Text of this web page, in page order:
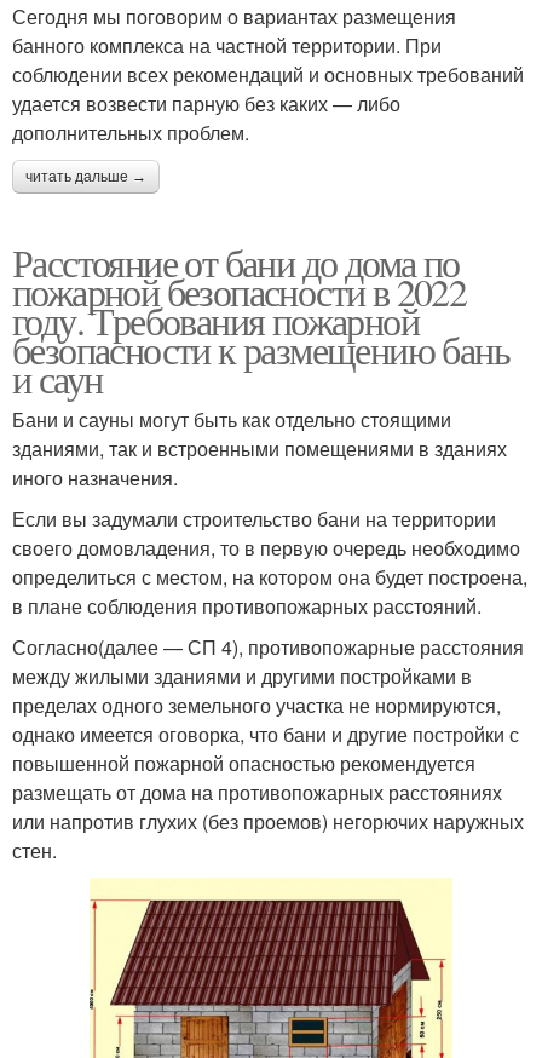
Сегодня мы поговорим о вариантах размещения
банного комплекса на частной территории. При
соблюдении всех рекомендаций и основных требований
удается возвести парную без каких — либо
дополнительных проблем.
читать дальше →
Расстояние от бани до дома по
пожарной безопасности в 2022
году. Требования пожарной
безопасности к размещению бань
и саун
Бани и сауны могут быть как отдельно стоящими
зданиями, так и встроенными помещениями в зданиях
иного назначения.
Если вы задумали строительство бани на территории
своего домовладения, то в первую очередь необходимо
определиться с местом, на котором она будет построена,
в плане соблюдения противопожарных расстояний.
Согласно(далее — СП 4), противопожарные расстояния
между жилыми зданиями и другими постройками в
пределах одного земельного участка не нормируются,
однако имеется оговорка, что бани и другие постройки с
повышенной пожарной опасностью рекомендуется
размещать от дома на противопожарных расстояниях
или напротив глухих (без проемов) негорючих наружных
стен.